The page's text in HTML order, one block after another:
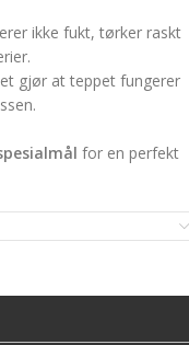
ikke fukt, tørker raskt
gjør at teppet fungerer
for en perfekt